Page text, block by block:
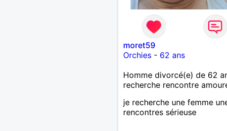
moret59
Orchies- 62 ans
Homme divorcé(e) de 62
recherche rencontre
je recherche une femme
rencontres sérieuse